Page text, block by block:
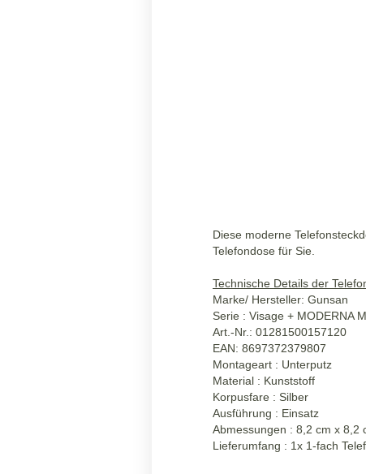
Diese moderne
Telefondose für Sie.
Technische Details der
Marke/ Hersteller: Gunsan
Serie : Visage + MODERNA
Art.-Nr.: 01281500157120
EAN: 8697372379807
Montageart : Unterputz
Material : Kunststoff
Korpusfare : Silber
Ausführung : Einsatz
Abmessungen : 8,2 cm x 8,2
Lieferumfang : 1x 1-fach